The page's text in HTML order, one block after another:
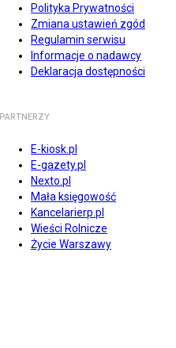
Polityka Prywatności
Zmiana ustawień zgód
Regulamin serwisu
Informacje o nadawcy
Deklaracja dostępności
PARTNERZY
E-kiosk.pl
E-gazety.pl
Nexto.pl
Mała księgowość
Kancelarierp.pl
Wieści Rolnicze
Życie Warszawy